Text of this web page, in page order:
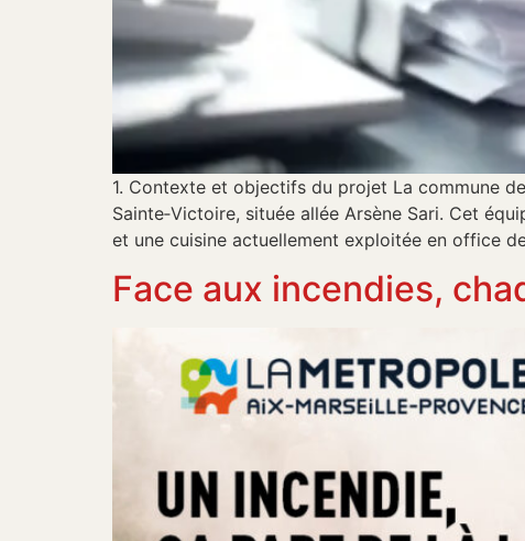
1. Contexte et objectifs du projet La commune
Sainte‑Victoire, située allée Arsène Sari. Cet
et une cuisine actuellement exploitée en office
Face aux incendies,